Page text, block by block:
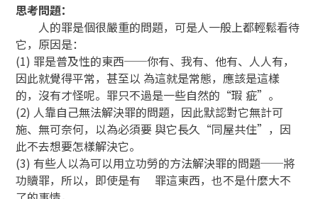
思考問題：
人的罪是個很嚴重的問題，可是人一般上都輕鬆看待
它，原因是：
(1) 罪是普及性的東西──你有、我有、他有、人人有，
因此就覺得平常，甚至以 為這就是常態，應該是這樣
的，沒有才怪呢。罪只不過是一些自然的“瑕 疵”。
(2) 人靠自己無法解決罪的問題，因此默認對它無計可
施、無可奈何，以為必須要 與它長久“同屋共住”，因
此不去想要怎樣解決它。
(3) 有些人以為可以用立功勞的方法解決罪的問題──將
功贖罪，所以，即使是有 罪這東西，也不是什麼大不